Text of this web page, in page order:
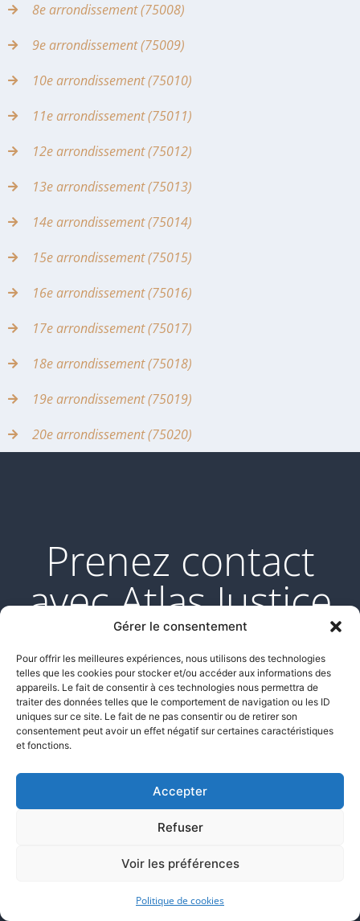
Gérer le consentement
Pour offrir les meilleures expériences, nous utilisons des technologies
telles que les cookies pour stocker et/ou accéder aux informations des
appareils. Le fait de consentir à ces technologies nous permettra de
traiter des données telles que le comportement de navigation ou les ID
uniques sur ce site. Le fait de ne pas consentir ou de retirer son
consentement peut avoir un effet négatif sur certaines caractéristiques
et fonctions.
Accepter
Refuser
Voir les préférences
Politique de cookies
8e arrondissement (75008)
9e arrondissement (75009)
10e arrondissement (75010)
11e arrondissement (75011)
12e arrondissement (75012)
13e arrondissement (75013)
14e arrondissement (75014)
15e arrondissement (75015)
16e arrondissement (75016)
17e arrondissement (75017)
18e arrondissement (75018)
19e arrondissement (75019)
20e arrondissement (75020)
Prenez contact
avec Atlas Justice
pour trouver un
huissier qualifié à
Paris 7 pour un
constat en droit de
la famille
Notre équipe de commissaires de justice